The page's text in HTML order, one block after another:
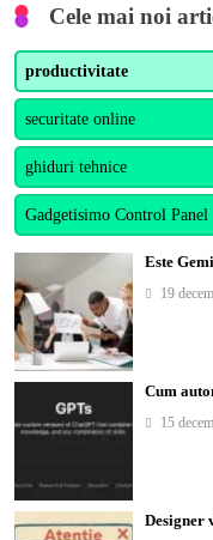
Cele mai noi
productivitate
securitate online
ghiduri tehnice
Gadgetisimo Control Panel
Este
19
Cum
15
Designer